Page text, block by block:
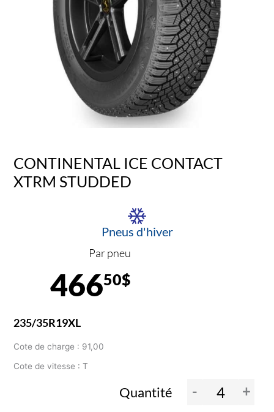
CONTINENTAL ICE CONTACT
XTRM STUDDED
Pneus d'hiver
Par pneu
46650$
235/35R19XL
Cote de charge : 91,00
Cote de vitesse : T
Quantité - +